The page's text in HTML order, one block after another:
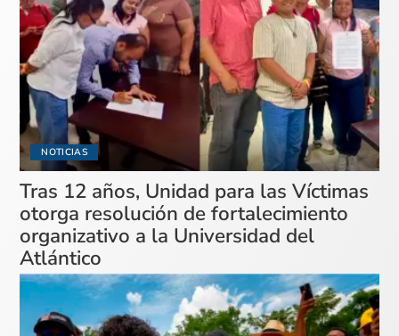
NOTICIAS
Tras 12 años, Unidad para las Víctimas
otorga resolución de fortalecimiento
organizativo a la Universidad del
Atlántico